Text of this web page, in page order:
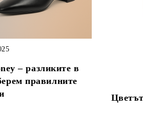
– разликите в
правилните